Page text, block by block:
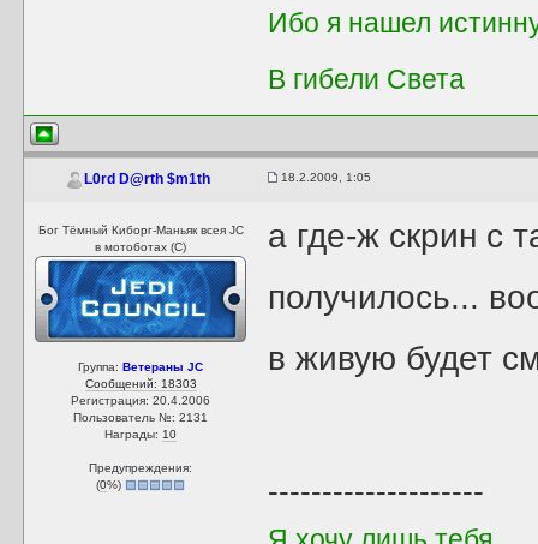
Ибо я нашел
В гибели Света
L0rd D@rth $m1th 18.2.2009, 1:05
Бог Тёмный Киборг-Маньяк всея JC
в мотоботах (С)
Группа:Ветераны JC
Сообщений: 18303
Регистрация: 20.4.2006
Пользователь №: 2131
Награды: 10
Предупреждения:
(0%)
а где-ж скрин с
получилось...
в живую будет
--------------------